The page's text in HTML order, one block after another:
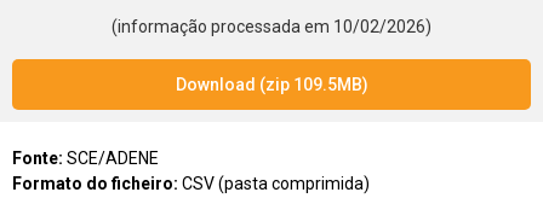
(informação processada em 10/02/2026)
Download (zip 109.5MB)
Fonte: SCE/ADENE
Formato do ficheiro: CSV (pasta comprimida)